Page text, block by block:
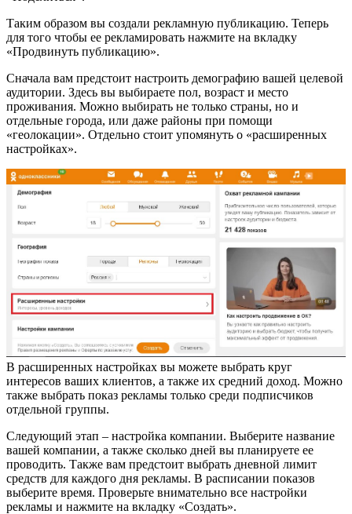
Таким образом вы создали рекламную публикацию. Теперь
для того чтобы ее рекламировать нажмите на вкладку
«Продвинуть публикацию».
Сначала вам предстоит настроить демографию вашей целевой
аудитории. Здесь вы выбираете пол, возраст и место
проживания. Можно выбирать не только страны, но и
отдельные города, или даже районы при помощи
«геолокации». Отдельно стоит упомянуть о «расширенных
настройках».
В расширенных настройках вы можете выбрать круг
интересов ваших клиентов, а также их средний доход. Можно
также выбрать показ рекламы только среди подписчиков
отдельной группы.
Следующий этап – настройка компании. Выберите название
вашей компании, а также сколько дней вы планируете ее
проводить. Также вам предстоит выбрать дневной лимит
средств для каждого дня рекламы. В расписании показов
выберите время. Проверьте внимательно все настройки
рекламы и нажмите на вкладку «Создать».